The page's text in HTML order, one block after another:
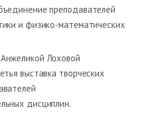
преподавателей
и физико-математических
Лоховой
выставка творческих
дисциплин.